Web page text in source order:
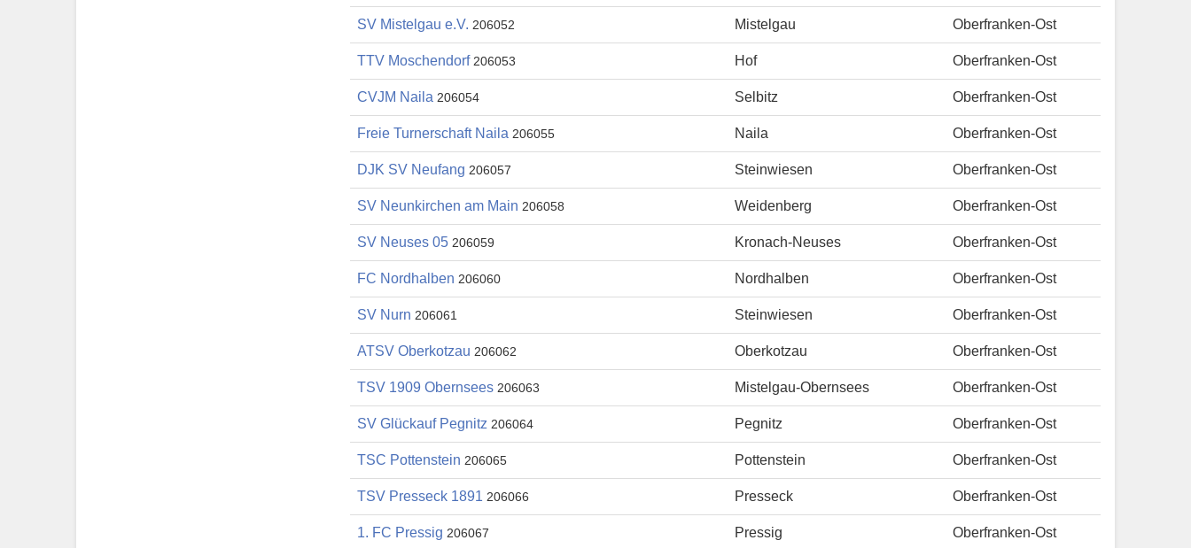
SV Mistelgau e.V. 206052 Mistelgau Oberfranken-Ost
TTV Moschendorf 206053 Hof Oberfranken-Ost
CVJM Naila 206054 Selbitz Oberfranken-Ost
Freie Turnerschaft Naila 206055 Naila Oberfranken-Ost
DJK SV Neufang 206057 Steinwiesen Oberfranken-Ost
SV Neunkirchen am Main 206058 Weidenberg Oberfranken-Ost
SV Neuses 05 206059 Kronach-Neuses Oberfranken-Ost
FC Nordhalben 206060 Nordhalben Oberfranken-Ost
SV Nurn 206061 Steinwiesen Oberfranken-Ost
ATSV Oberkotzau 206062 Oberkotzau Oberfranken-Ost
TSV 1909 Obernsees 206063 Mistelgau-Obernsees Oberfranken-Ost
SV Glückauf Pegnitz 206064 Pegnitz Oberfranken-Ost
TSC Pottenstein 206065 Pottenstein Oberfranken-Ost
TSV Presseck 1891 206066 Presseck Oberfranken-Ost
1. FC Pressig 206067 Pressig Oberfranken-Ost